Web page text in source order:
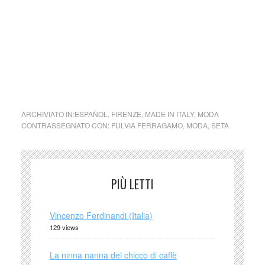
ARCHIVIATO IN:ESPAÑOL FIRENZE MADE IN ITALY, MODA
CONTRASSEGNATO CON: FULVIA FERRAGAMO, MODA, SETA
PIÙ LETTI
Vincenzo Ferdinandi (Italia)
129 views
La ninna nanna del chicco di caffè